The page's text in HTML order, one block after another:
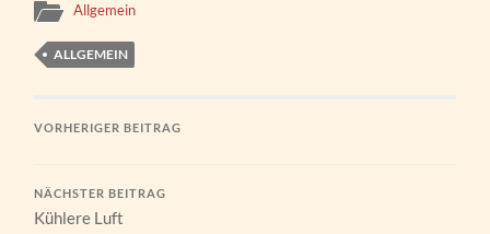
Allgemein
ALLGEMEIN
VORHERIGER BEITRAG
NÄCHSTER BEITRAG
Kühlere Luft